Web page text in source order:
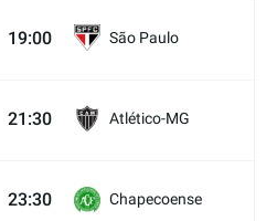
19:00 São Paulo
21:30 Atlético-MG
23:30 Chapecoense